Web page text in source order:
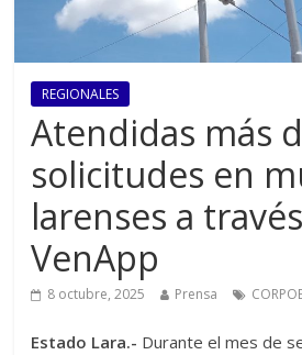
REGIONALES
Atendidas más
solicitudes en
larenses a
VenApp
8 octubre, 2025 Prensa
Estado Lara.- Durante el mes de